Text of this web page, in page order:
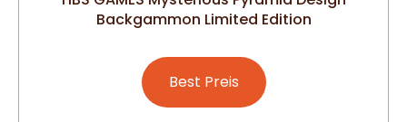
Backgammon Limited Edition
Best Preis